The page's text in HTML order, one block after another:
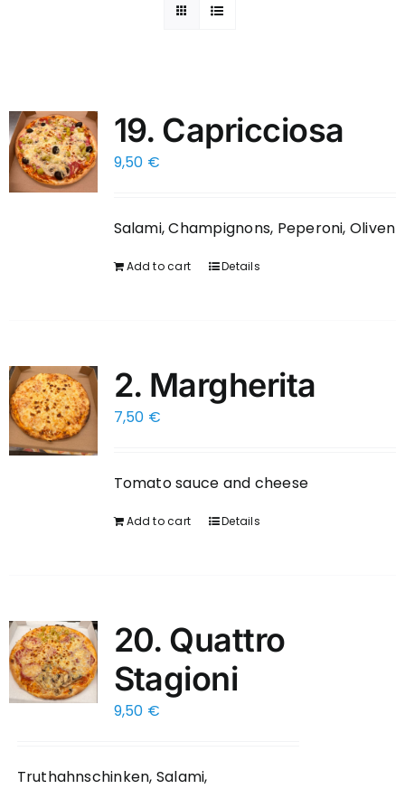
19. Capricciosa
9,50 €
Salami, Champignons, Peperoni, Oliven
Add to cart Details
2. Margherita
7,50 €
Tomato sauce and cheese
Add to cart Details
20. Quattro
Stagioni
9,50 €
Truthahnschinken, Salami,